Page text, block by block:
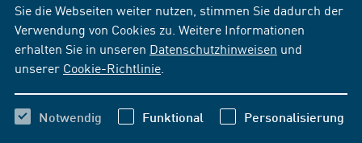
Sie die Webseiten weiter nutzen, stimmen Sie dadurch der
Verwendung von Cookies zu. Weitere Informationen
erhalten Sie in unseren Datenschutzhinweisen und
unserer Cookie-Richtlinie
Notwendig Funktional Personalisierung